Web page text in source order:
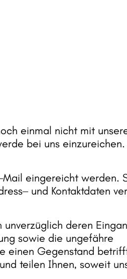
einmal nicht mit
bei uns einzureichen.
Mail eingereicht werden.
und Kontaktdaten
unverzüglich deren
sowie die
einen Gegenstand
und teilen Ihnen, soweit